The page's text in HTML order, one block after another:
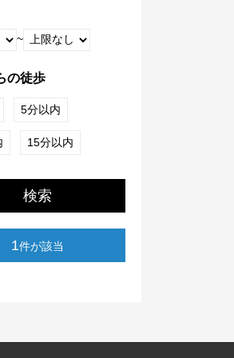
~
の徒歩
5分以内
15分以内
検索
1件が該当